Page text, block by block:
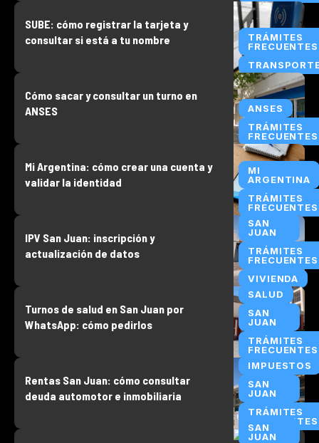
TRÁMITES
FRECUENTES
SUBE: cómo registrar la tarjeta y
consultar si está a tu nombre
ANSES
TRÁMITES
FRECUENTES
Cómo sacar y consultar un turno en
ANSES
MI
ARGENTINA
TRÁMITES
FRECUENTES
Mi Argentina: cómo crear una cuenta y
validar la identidad
SAN
JUAN
TRÁMITES
FRECUENTES
VIVIENDA
IPV San Juan: inscripción y
actualización de datos
SALUD
SAN
JUAN
TRÁMITES
FRECUENTES
Turnos de salud en San Juan por
WhatsApp: cómo pedirlos
IMPUESTOS
SAN
JUAN
TRÁMITES
FRECUENTES
Rentas San Juan: cómo consultar
deuda automotor e inmobiliaria
SAN
JUAN